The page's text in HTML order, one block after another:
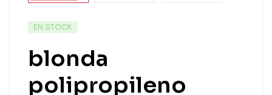
EN STOCK
blonda
polipropileno